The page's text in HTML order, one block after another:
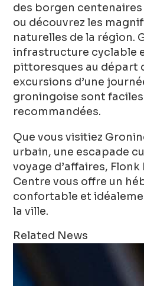
des borgen
ou découvrez les
naturelles de la région.
infrastructure cyclable
pittoresques au départ
excursions d’une
groningoise sont
recommandées.
Que vous visitiez
urbain, une escapade
voyage d’affaires,
Centre vous offre un
confortable et
la ville.
Related News